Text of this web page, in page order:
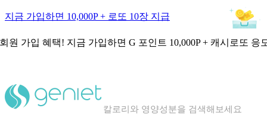
지금 가입하면 10,000P + 로또 10장 지급
원 가입 혜택! 지금 가입하면 G 포인트 10,000P + 캐시로또 응
혈당 · 다이어트 음식 검색해보세요